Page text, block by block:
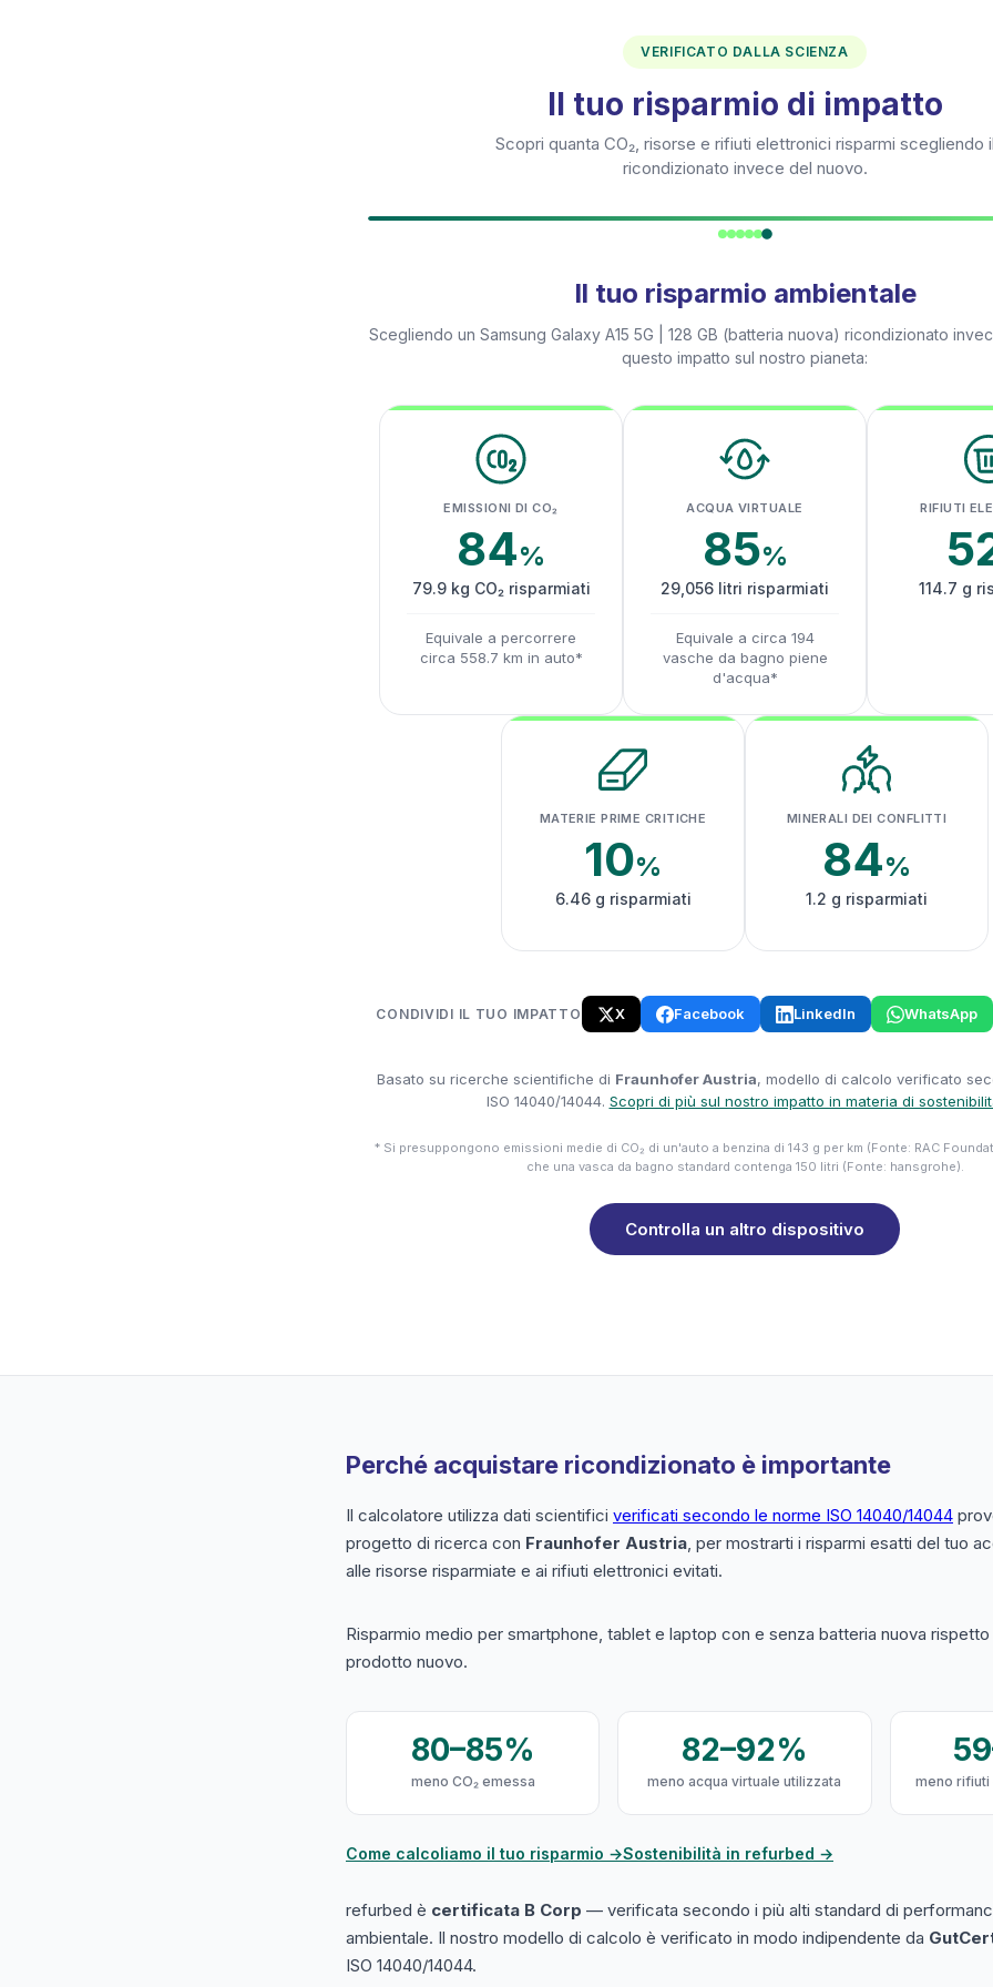
VERIFICATO DALLA SCIENZA
Il tuo risparmio di impatto
Scopri quanta CO₂, risorse e rifiuti elettronici risparmi scegliendo il
ricondizionato invece del nuovo.
Il tuo risparmio ambientale
Scegliendo un Samsung Galaxy A15 5G | 128 GB (batteria nuova) ricondizionato
questo impatto sul nostro pianeta:
EMISSIONI DI CO₂
84%
79.9 kg CO₂ risparmiati
Equivale a percorrere
circa 558.7 km in auto*
ACQUA VIRTUALE
85%
29,056 litri risparmiati
Equivale a circa 194
vasche da bagno piene
d'acqua*
RIFIUTI
114.7 g
MATERIE PRIME CRITICHE
10%
6.46 g risparmiati
MINERALI DEI CONFLITTI
84%
1.2 g risparmiati
CONDIVIDI IL TUO IMPATTO X Facebook LinkedIn WhatsApp
Basato su ricerche scientifiche di Fraunhofer Austria, modello di calcolo verificato
ISO 14040/14044. Scopri di più sul nostro impatto in materia di
* Si presuppongono emissioni medie di CO₂ di un'auto a benzina di 143 g per km (Fonte: RAC
che una vasca da bagno standard contenga 150 litri (Fonte: hansgrohe).
Controlla un altro dispositivo
Perché acquistare ricondizionato è importante
Il calcolatore utilizza dati scientifici verificati secondo le norme ISO 14040/14044
progetto di ricerca con Fraunhofer Austria, per mostrarti i risparmi esatti del tuo
alle risorse risparmiate e ai rifiuti elettronici evitati.
Risparmio medio per smartphone, tablet e laptop con e senza batteria nuova
prodotto nuovo.
80–85%
meno CO₂ emessa
82–92%
meno acqua virtuale utilizzata meno
Come calcoliamo il tuo risparmio →Sostenibilità in refurbed →
refurbed è certificata B Corp — verificata secondo i più alti standard di
ambientale. Il nostro modello di calcolo è verificato in modo indipendente da
ISO 14040/14044.